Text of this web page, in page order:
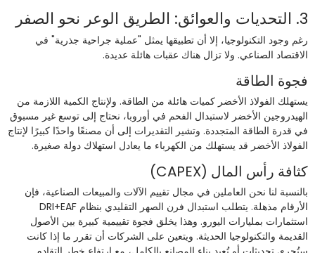
3. التحديات والعوائق: الطريق الوعر نحو الصفر
رغم وجود التكنولوجيا، إلا أن تطبيقها يمثل "عملية جراحية جذرية" في
الاقتصاد الصناعي. ولا تزال هناك عقبات هائلة عديدة.
فجوة الطاقة
يستهلك الفولاذ الأخضر كميات هائلة من الطاقة. ولإنتاج الكمية اللازمة من
الهيدروجين الأخضر لاستبدال الفحم في أوروبا، نحتاج إلى توسع غير مسبوق
في قدرة الطاقة المتجددة. وتشير التقديرات إلى أن مصنعًا واحدًا كبيرًا لإنتاج
الفولاذ الأخضر قد يستهلك من الكهرباء ما يعادل استهلاك دولة صغيرة.
كثافة رأس المال (CAPEX)
بالنسبة لنا نحن العاملين في مجال تقييم الآلات والمبيعات الصناعية، فإن
الأرقام مذهلة. يتطلب استبدال فرن الصهر التقليدي بنظام DRI+EAF
استثمارات بمليارات اليورو. وهذا يخلق فجوة تقييمية كبيرة بين الأصول
القديمة والتكنولوجيا الحديثة. ويتعين على الشركات أن تقرر ما إذا كانت